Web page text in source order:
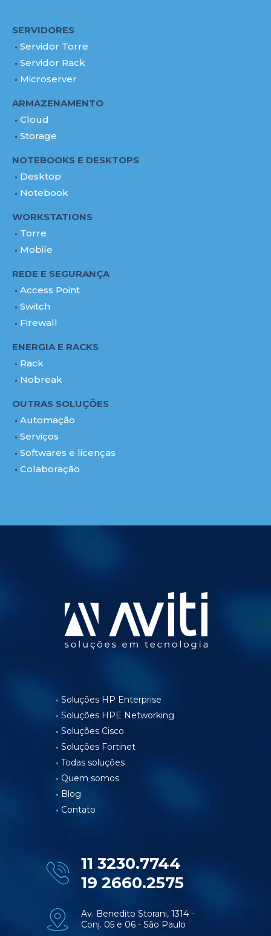
SERVIDORES
Servidor Torre
Servidor Rack
Microserver
ARMAZENAMENTO
Cloud
Storage
NOTEBOOKS E DESKTOPS
Desktop
Notebook
WORKSTATIONS
Torre
Mobile
REDE E SEGURANÇA
Access Point
Switch
Firewall
ENERGIA E RACKS
Rack
Nobreak
OUTRAS SOLUÇÕES
Automação
Serviços
Softwares e licenças
Colaboração
Soluções HP Enterprise
Soluções HPE Networking
Soluções Cisco
Soluções Fortinet
Todas soluções
Quem somos
Blog
Contato
11 3230.7744
19 2660.2575
Av. Benedito Storani, 1314 -
Conj. 05 e 06 - São Paulo